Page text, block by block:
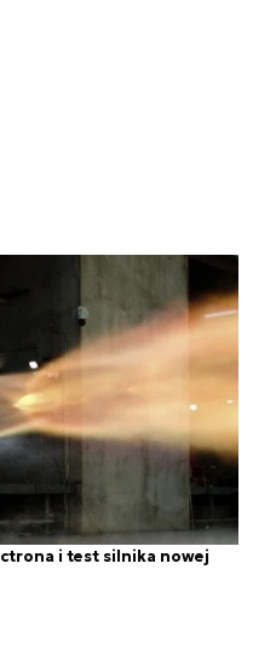
i test silnika nowej